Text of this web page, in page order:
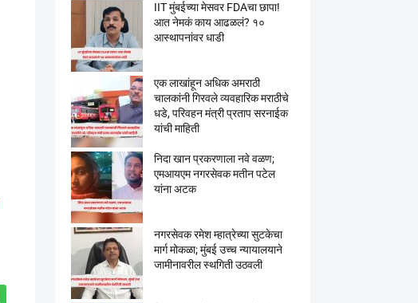
IIT मुंबईच्या मेसवर FDAचा छापा!
आत नेमकं काय आढळलं? १०
आस्थापनांवर धाडी
एक लाखांहून अधिक अमराठी
चालकांनी गिरवले व्यवहारिक मराठीचे
धडे, परिवहन मंत्री प्रताप सरनाईक
यांची माहिती
निदा खान प्रकरणाला नवे वळण;
एमआयएम नगरसेवक मतीन पटेल
यांना अटक
नगरसेवक रमेश म्हात्रेच्या सुटकेचा
मार्ग मोकळा; मुंबई उच्च न्यायालयाने
जामीनावरील स्थगिती उठवली